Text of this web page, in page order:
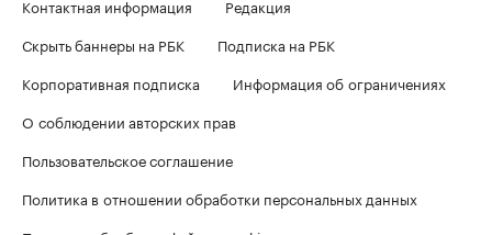
Контактная информация
Редакция
Скрыть баннеры на РБК
Подписка на РБК
Корпоративная подписка
Информация об ограничениях
О соблюдении авторских прав
Пользовательское соглашение
Политика в отношении обработки персональных данных